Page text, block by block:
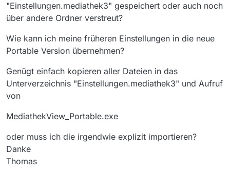
"Einstellungen.mediathek3" gespeichert oder auch noch
über andere Ordner verstreut?
Wie kann ich meine früheren Einstellungen in die neue
Portable Version übernehmen?
Genügt einfach kopieren aller Dateien in das
Unterverzeichnis "Einstellungen.mediathek3" und Aufruf
von
MediathekView_Portable.exe
oder muss ich die irgendwie explizit importieren?
Danke
Thomas